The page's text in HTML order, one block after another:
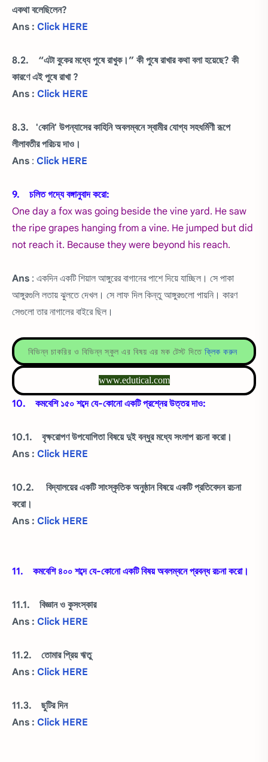
একথা বলেছিলেন?
Ans : Click HERE
8.2. “এটা বুকের মধ্যে পুষে রাখুক।” কী পুষে রাখার কথা বলা হয়েছে? কী
কারণে এই পুষে রাখা ?
Ans : Click HERE
8.3. 'কোনি' উপন্যাসের কাহিনি অবলম্বনে স্বামীর যোগ্য সহধর্মিণী রূপে
লীলাবতীর পরিচয় দাও।
Ans : Click HERE
9. চলিত গদ্যে বঙ্গানুবাদ করো:
One day a fox was going beside the vine yard. He saw
the ripe grapes hanging from a vine. He jumped but did
not reach it. Because they were beyond his reach.
Ans : একদিন একটি শিয়াল আঙ্গুরের বাগানের পাশে দিয়ে যাচ্ছিল। সে পাকা
আঙ্গুরগুলি লতায় ঝুলতে দেখল। সে লাফ দিল কিন্তু আঙ্গুরগুলো পায়নি। কারণ
সেগুলো তার নাগালের বাইরে ছিল।
বিভিন্ন চাকরির ও বিভিন্ন স্কুল এর বিষয় এর মক টেস্ট দিতে ক্লিক করুন
www.edutical.com
10. কমবেশি ১৫০ শব্দে যে-কোনো একটি প্রশ্নের উত্তর দাও:
10.1. বৃক্ষরোপণ উপযোগিতা বিষয়ে দুই বন্ধুর মধ্যে সংলাপ রচনা করো।
Ans : Click HERE
10.2. বিদ্যালয়ের একটি সাংস্কৃতিক অনুষ্ঠান বিষয়ে একটি প্রতিবেদন রচনা
করো।
Ans : Click HERE
11. কমবেশি ৪০০ শব্দে যে-কোনো একটি বিষয় অবলম্বনে প্রবন্ধ রচনা করো।
11.1. বিজ্ঞান ও কুসংস্কার
Ans : Click HERE
11.2. তোমার প্রিয় ঋতু
Ans : Click HERE
11.3. ছুটির দিন
Ans : Click HERE